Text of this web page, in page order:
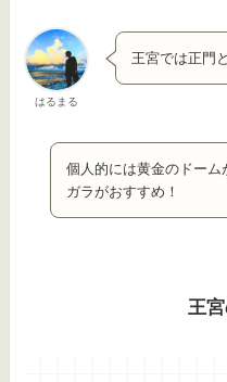
はるまる
王宮では正門
個人的には黄金のドーム
ガラがおすすめ！
王